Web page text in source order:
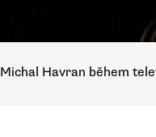
Michal Havran během